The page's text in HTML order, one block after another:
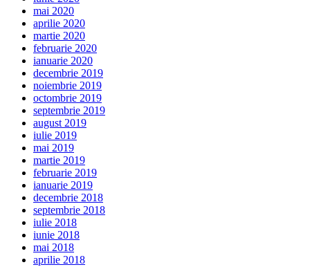
mai 2020
aprilie 2020
martie 2020
februarie 2020
ianuarie 2020
decembrie 2019
noiembrie 2019
octombrie 2019
septembrie 2019
august 2019
iulie 2019
mai 2019
martie 2019
februarie 2019
ianuarie 2019
decembrie 2018
septembrie 2018
iulie 2018
iunie 2018
mai 2018
aprilie 2018